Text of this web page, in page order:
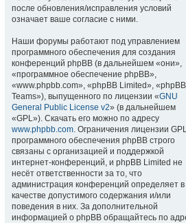
после обновления/исправления условий
означает ваше согласие с ними.
Наши форумы работают под управлением
программного обеспечения для создания
конференций phpBB (в дальнейшем «они»,
«программное обеспечение phpBB»,
«www.phpbb.com», «phpBB Limited», «phpBB
Teams»), выпущенного по лицензии «GNU
General Public License v2» (в дальнейшем
«GPL»). Скачать его можно по адресу
www.phpbb.com. Ограничения лицензии
программного обеспечения phpBB строго
связаны с организацией и поддержкой
интернет-конференций, и phpBB Limited не
несёт ответственности за то, что
администрация конференций определяет в
качестве допустимого содержания и/или
поведения в них. За дополнительной
информацией о phpBB обращайтесь по